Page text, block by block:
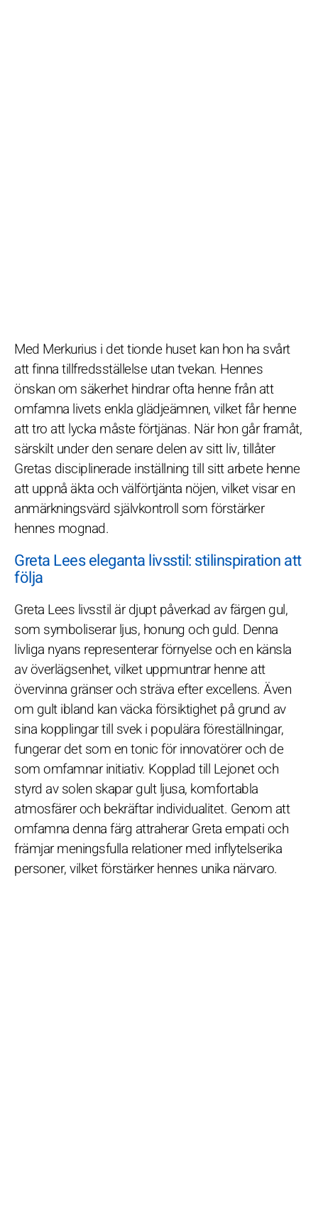
Med Merkurius i det tionde huset kan hon ha svårt
att finna tillfredsställelse utan tvekan. Hennes
önskan om säkerhet hindrar ofta henne från att
omfamna livets enkla glädjeämnen, vilket får henne
att tro att lycka måste förtjänas. När hon går framåt,
särskilt under den senare delen av sitt liv, tillåter
Gretas disciplinerade inställning till sitt arbete henne
att uppnå äkta och välförtjänta nöjen, vilket visar en
anmärkningsvärd självkontroll som förstärker
hennes mognad.
Greta Lees eleganta livsstil: stilinspiration att
följa
Greta Lees livsstil är djupt påverkad av färgen gul,
som symboliserar ljus, honung och guld. Denna
livliga nyans representerar förnyelse och en känsla
av överlägsenhet, vilket uppmuntrar henne att
övervinna gränser och sträva efter excellens. Även
om gult ibland kan väcka försiktighet på grund av
sina kopplingar till svek i populära föreställningar,
fungerar det som en tonic för innovatörer och de
som omfamnar initiativ. Kopplad till Lejonet och
styrd av solen skapar gult ljusa, komfortabla
atmosfärer och bekräftar individualitet. Genom att
omfamna denna färg attraherar Greta empati och
främjar meningsfulla relationer med inflytelserika
personer, vilket förstärker hennes unika närvaro.